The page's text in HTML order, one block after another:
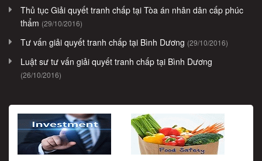
Thủ tục Giải quyết tranh chấp tại Tòa án nhân dân cấp phúc
thẩm (29/10/2016)
Tư vấn giải quyết tranh chấp tại Bình Dương (29/10/2016)
Luật sư tư vấn giải quyết tranh chấp tại Bình Dương
(26/10/2016)